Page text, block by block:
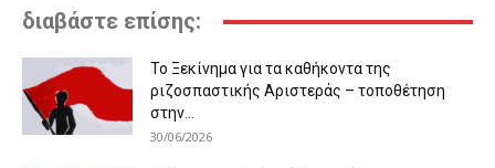
διαβάστε επίσης:
Το Ξεκίνημα για τα καθήκοντα της
ριζοσπαστικής Αριστεράς – τοποθέτηση
στην...
30/06/2026